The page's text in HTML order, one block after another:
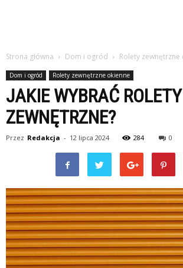
Strona główna Dom i ogród Rolety zewnętrzne
Dom i ogród Rolety zewnętrzne okienne
JAKIE WYBRAĆ ROLETY
ZEWNĘTRZNE?
Przez Redakcja - 12 lipca 2024 284 0